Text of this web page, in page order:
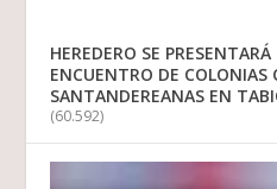
HEREDERO SE
ENCUENTRO DE COLONIAS
SANTANDEREANAS EN
(60.592)